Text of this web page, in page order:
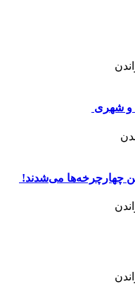
و شهری
چهارچرخه‌ها می‌شدند!